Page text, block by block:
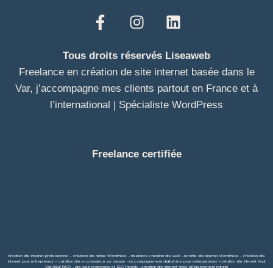
Tous droits réservés Liseaweb
Freelance en création de site internet basée dans le
Var, j’accompagne mes clients partout en France et à
l’international | Spécialiste WordPress
Freelance certifiée
création site internet professionnel – création site vitrine WordPress – freelance création site web –refonte site internet WordPress – création site
internet pour entrepreneur– création site e-commerce sur mesure –accompagnement digital nice pourentrepreneurs –création site internet Haut
Var (local SEO) –site web responsive et SEO friendly –création site internet avec référencement naturel